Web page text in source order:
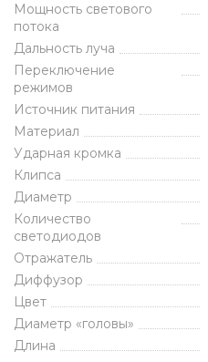
Мощность светового
потока
Дальность луча
Переключение
режимов
Источник питания
Материал
Ударная кромка
Клипса
Диаметр
Количество
светодиодов
Отражатель
Диффузор
Цвет
Диаметр «головы»
Длина